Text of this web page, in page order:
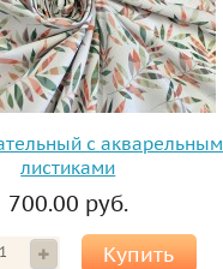
с
листиками
700.00 руб.
Купить